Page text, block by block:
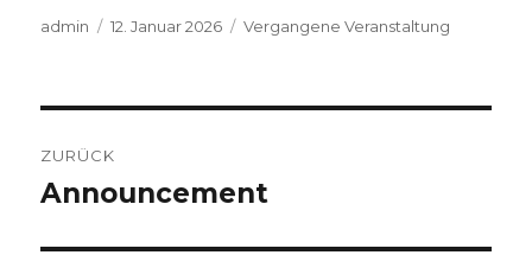
Autor
admin
Veröffentlicht
12. Januar 2026 Kategorien
Vergangene Veranstaltung
ZURÜCK
Vorheriger
Announcement